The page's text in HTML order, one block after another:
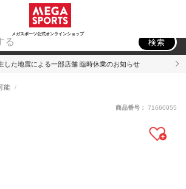
メガスポーツ公式オンラインショップ
アウトドア
検索
した地震による一部店舗 臨時休業のお知らせ
能
商品番号： 71660955